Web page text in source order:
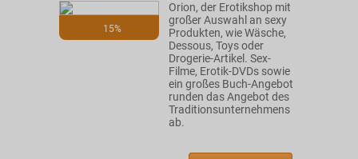
15%
Orion, der Erotikshop mit
großer Auswahl an sexy
Produkten, wie Wäsche,
Dessous, Toys oder
Drogerie-Artikel. Sex-
Filme, Erotik-DVDs sowie
ein großes Buch-Angebot
runden das Angebot des
Traditionsunternehmens
ab.